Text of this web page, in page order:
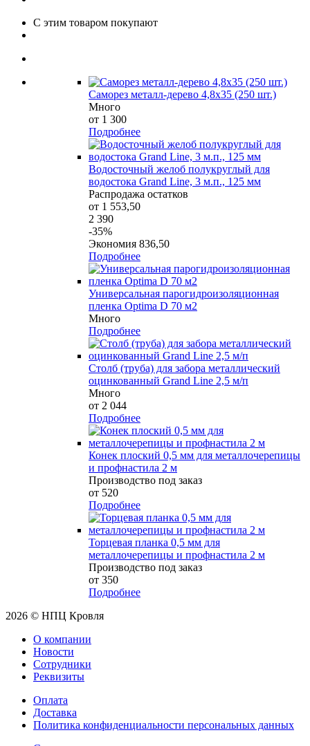
С этим товаром покупают
Саморез металл-дерево 4,8х35 (250 шт.)
Много
от 1 300
Подробнее
Водосточный желоб полукруглый для
водостока Grand Line, 3 м.п., 125 мм
Распродажа остатков
от 1 553,50
2 390
-35%
Экономия 836,50
Подробнее
Универсальная парогидроизоляционная
пленка Optima D 70 м2
Много
Подробнее
Столб (труба) для забора металлический
оцинкованный Grand Line 2,5 м/п
Много
от 2 044
Подробнее
Конек плоский 0,5 мм для металлочерепицы
и профнастила 2 м
Производство под заказ
от 520
Подробнее
Торцевая планка 0,5 мм для
металлочерепицы и профнастила 2 м
Производство под заказ
от 350
Подробнее
2026 © НПЦ Кровля
О компании
Новости
Сотрудники
Реквизиты
Оплата
Доставка
Политика конфиденциальности персональных данных